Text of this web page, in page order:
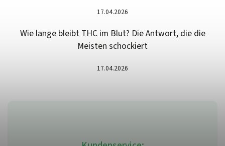
17.04.2026
Wie lange bleibt THC im Blut? Die Antwort, die die
Meisten schockiert
17.04.2026